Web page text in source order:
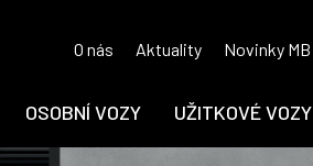
O nás Aktuality Novinky MB
OSOBNÍ VOZY UŽITKOVÉ VOZY